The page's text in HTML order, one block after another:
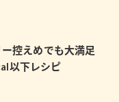
ム）
ー控えめでも大満足
以下レシピ